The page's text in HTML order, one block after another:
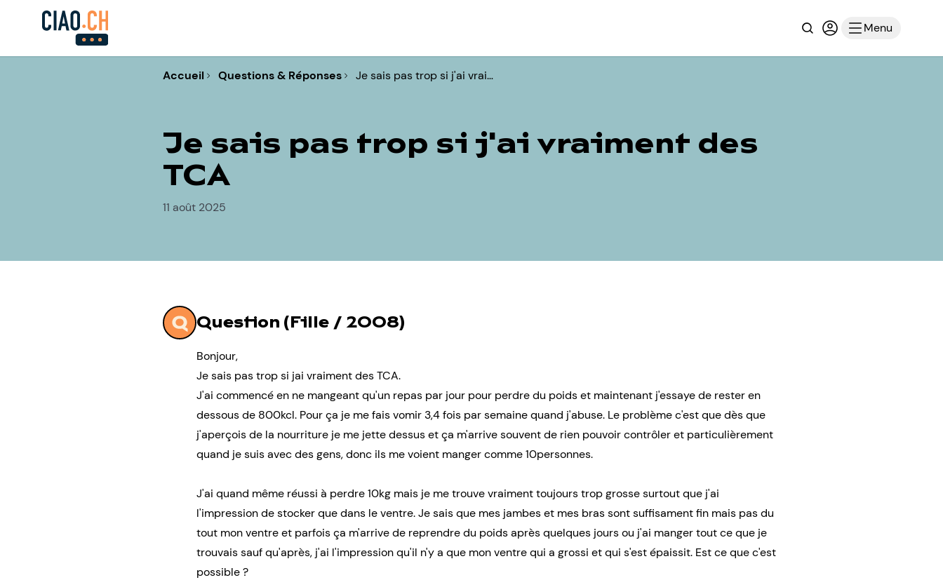
RechercheConnexion ou
Menu
Accueil Questions & Réponses Je sais pas trop si j'ai vrai…
Je sais pas trop si j'ai vraiment des
TCA
11 août 2025
Question (Fille / 2008)
Bonjour,
Je sais pas trop si jai vraiment des TCA.
J'ai commencé en ne mangeant qu'un repas par jour pour perdre du poids et maintenant j'essaye de rester en
dessous de 800kcl. Pour ça je me fais vomir 3,4 fois par semaine quand j'abuse. Le problème c'est que dès que
j'aperçois de la nourriture je me jette dessus et ça m'arrive souvent de rien pouvoir contrôler et particulièrement
quand je suis avec des gens, donc ils me voient manger comme 10personnes.
J'ai quand même réussi à perdre 10kg mais je me trouve vraiment toujours trop grosse surtout que j'ai
l'impression de stocker que dans le ventre. Je sais que mes jambes et mes bras sont suffisament fin mais pas du
tout mon ventre et parfois ça m'arrive de reprendre du poids après quelques jours ou j'ai manger tout ce que je
trouvais sauf qu'après, j'ai l'impression qu'il n'y a que mon ventre qui a grossi et qui s'est épaissit. Est ce que c'est
possible ?